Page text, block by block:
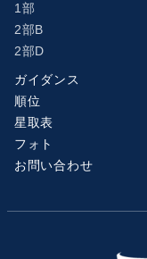
1部
2部B
2部D
ガイダンス
順位
星取表
フォト
お問い合わせ